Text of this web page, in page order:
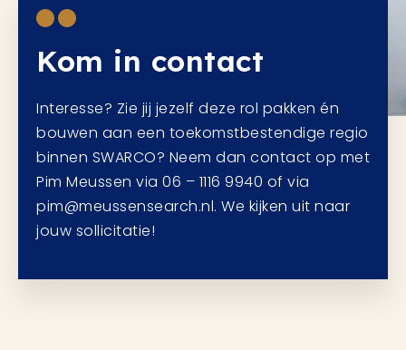
Kom in contact
Interesse? Zie jij jezelf deze rol pakken én
bouwen aan een toekomstbestendige regio
binnen SWARCO? Neem dan contact op met
Pim Meussen via 06 – 1116 9940 of via
pim@meussensearch.nl. We kijken uit naar
jouw sollicitatie!